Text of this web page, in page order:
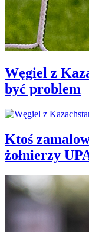
Węgiel z
być problem
Ktoś
żołnierzy